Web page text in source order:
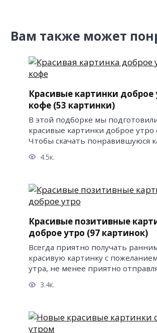
Вам также может
Красивые картинки доброе
кофе (53 картинки)
В этой подборке мы
красивые картинки доброе утро
Чтобы скачать понравившуюся
4.5к.
Красивые позитивные
доброе утро (97 картинок)
Всегда приятно получать
красивую картинку с
утра, не менее приятно
3.4к.